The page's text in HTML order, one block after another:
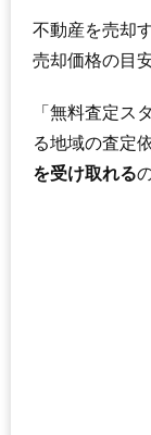
相場
(87.7
パレステュ
住所 東京
不動産を売却
売却価格の目
「無料査定ス
る地域の査定
を受け取れる